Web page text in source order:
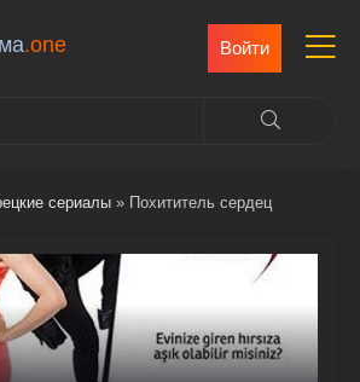
.one Войти
сериалы » Похититель сердец